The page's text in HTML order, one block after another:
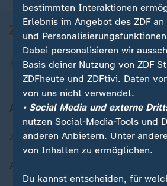
Aktuell bei ZDFheute
Zuletzt veröffentlicht
bestimmten Interaktionen
Erlebnis im Angebot des ZDF
und
Dabei personalisieren wir
Basis deiner Nutzung von ZDF
ZDFheute und ZDFtivi. Daten
von uns nicht verwendet.
• Social Media und externe
nutzen Social-Media-Tools und
anderen Anbietern. Unter
von Inhalten zu ermöglichen.
Du kannst entscheiden, für